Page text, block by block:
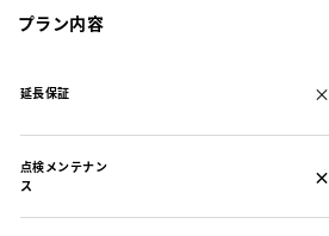
プラン内容
延長保証 ×
点検メンテナン
ス
×